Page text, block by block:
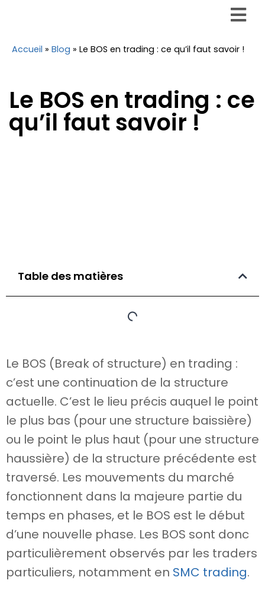
Accueil » Blog » Le BOS en trading : ce qu’il faut savoir !
Le BOS en trading : ce
qu’il faut savoir !
Table des matières
Le BOS (Break of structure) en trading :
c’est une continuation de la structure
actuelle. C’est le lieu précis auquel le point
le plus bas (pour une structure baissière)
ou le point le plus haut (pour une structure
haussière) de la structure précédente est
traversé. Les mouvements du marché
fonctionnent dans la majeure partie du
temps en phases, et le BOS est le début
d’une nouvelle phase. Les BOS sont donc
particulièrement observés par les traders
particuliers, notamment en SMC trading.